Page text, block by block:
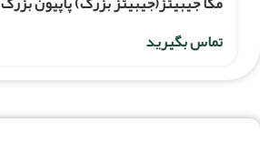
تماس بگیرید